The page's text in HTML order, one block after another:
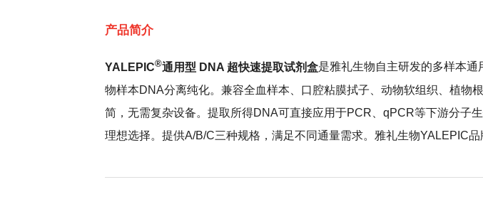
产品简介
YALEPIC®通用型 DNA 超快速提取试剂盒是雅礼生物自主研发的多样本
物样本DNA分离纯化。兼容全血样本、口腔粘膜拭子、动物软组织、植物
简，无需复杂设备。提取所得DNA可直接应用于PCR、qPCR等下游分子
理想选择。提供A/B/C三种规格，满足不同通量需求。雅礼生物YALEPIC品